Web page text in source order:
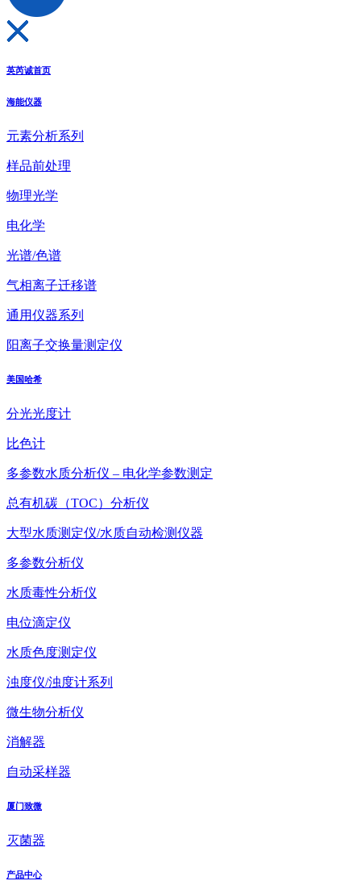
英芮诚首页
海能仪器
元素分析系列
样品前处理
物理光学
电化学
光谱/色谱
气相离子迁移谱
通用仪器系列
阳离子交换量测定仪
美国哈希
分光光度计
比色计
多参数水质分析仪 – 电化学参数测定
总有机碳（TOC）分析仪
大型水质测定仪/水质自动检测仪器
多参数分析仪
水质毒性分析仪
电位滴定仪
水质色度测定仪
浊度仪/浊度计系列
微生物分析仪
消解器
自动采样器
厦门致微
灭菌器
产品中心